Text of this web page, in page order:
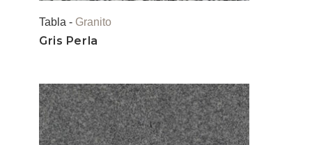
Tabla - Granito
Gris Perla